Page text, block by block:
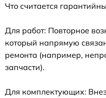
Что считается
Для работ: Повторное
который напрямую
ремонта (например,
запчасти).
Для комплектующих: